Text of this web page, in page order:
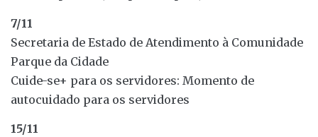
7/11
Secretaria de Estado de Atendimento à Comunidade
Parque da Cidade
Cuide-se+ para os servidores: Momento de
autocuidado para os servidores
15/11